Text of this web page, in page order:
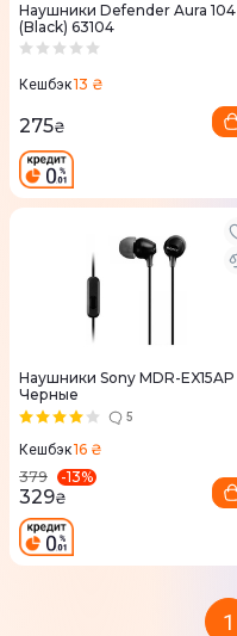
Наушники Defender Aura 104
(Black) 63104
Кешбэк13 ₴
275₴
Наушники Sony MDR-EX15AP
Черные
5
Кешбэк16 ₴
379
-13%
329₴
1